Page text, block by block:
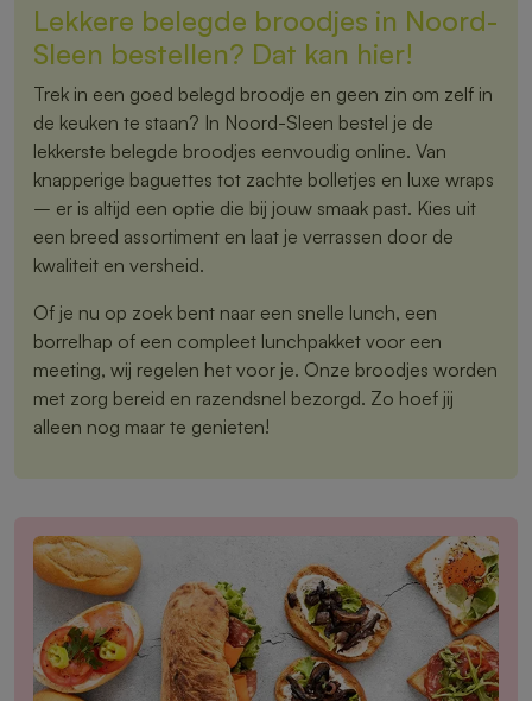
Lekkere belegde broodjes in Noord-
Sleen bestellen? Dat kan hier!
Trek in een goed belegd broodje en geen zin om zelf in
de keuken te staan? In Noord-Sleen bestel je de
lekkerste belegde broodjes eenvoudig online. Van
knapperige baguettes tot zachte bolletjes en luxe wraps
– er is altijd een optie die bij jouw smaak past. Kies uit
een breed assortiment en laat je verrassen door de
kwaliteit en versheid.
Of je nu op zoek bent naar een snelle lunch, een
borrelhap of een compleet lunchpakket voor een
meeting, wij regelen het voor je. Onze broodjes worden
met zorg bereid en razendsnel bezorgd. Zo hoef jij
alleen nog maar te genieten!